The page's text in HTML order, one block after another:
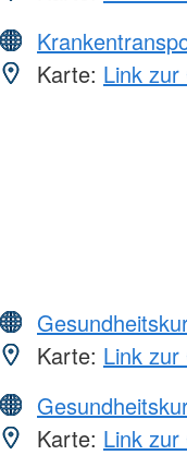
Karte: Link
Karte: Link
Karte: Link